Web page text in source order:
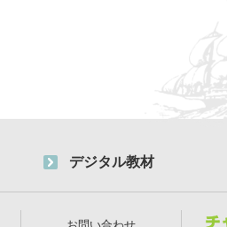
デジタル教材